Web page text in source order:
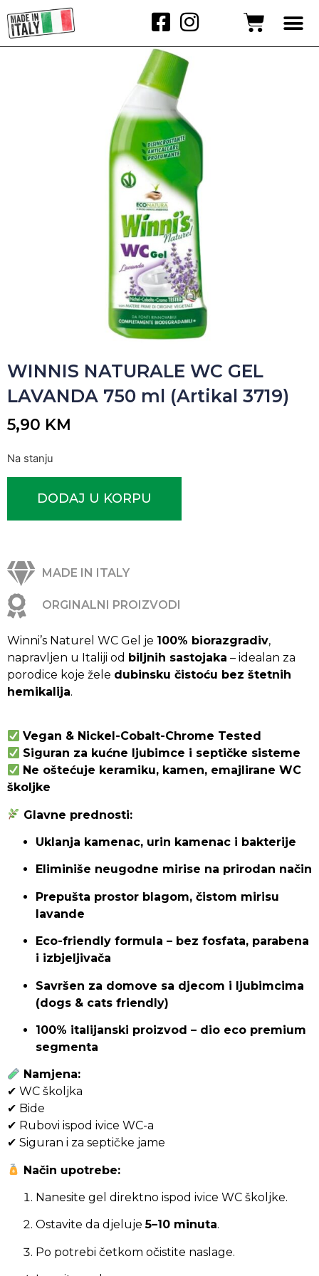
WINNIS NATURALE WC GEL
LAVANDA 750 ml (Artikal 3719)
5,90 KM
Na stanju
DODAJ U KORPU
MADE IN ITALY
ORGINALNI PROIZVODI
Winni’s
Naturel
WC
Gel
ml
–
ekološki
talijanski
gel
WC
lavande
Winni’s Naturel WC Gel je 100% biorazgradiv,
napravljen u Italiji od biljnih sastojaka – idealan za
porodice koje žele dubinsku čistoću bez štetnih
hemikalija.
Vegan & Nickel-Cobalt-Chrome Tested
Siguran za kućne ljubimce i septičke sisteme
Ne oštećuje keramiku, kamen, emajlirane WC
školjke
Glavne prednosti:
Uklanja kamenac, urin kamenac i bakterije
Eliminiše neugodne mirise na prirodan način
Prepušta prostor blagom, čistom mirisu
lavande
Eco-friendly formula – bez fosfata, parabena
i izbjeljivača
Savršen za domove sa djecom i ljubimcima
(dogs & cats friendly)
100% italijanski proizvod – dio eco premium
segmenta
Namjena:
✔ WC školjka
✔ Bide
✔ Rubovi ispod ivice WC-a
✔ Siguran i za septičke jame
Način upotrebe:
Nanesite gel direktno ispod ivice WC školjke.
Ostavite da djeluje5–10 minuta.
Po potrebi četkom očistite naslage.